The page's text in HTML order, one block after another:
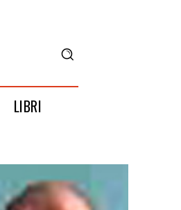
LIBRI